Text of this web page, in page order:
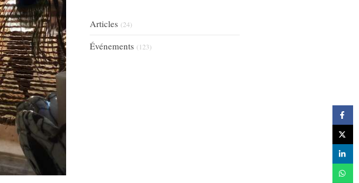
Articles (24)
Événements (123)